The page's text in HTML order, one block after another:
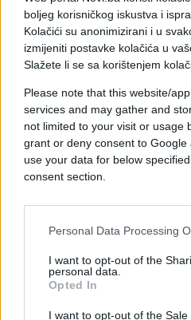
boljeg korisničkog iskustva i
Kolačići su anonimizirani i u
izmijeniti postavke kolačića u
Slažete li se sa korištenjem
Please note that this website/
services and may gather and
not limited to your visit or usage
grant or deny consent to
use your data for below
consent section.
Personal Data Processing
I want to opt-out of the
personal data.
Opted In
I want to opt-out of the Sale
REGION
20.09.17. 11:58
KAMERE POKAZALE:
Jelene trčala po nasipu,